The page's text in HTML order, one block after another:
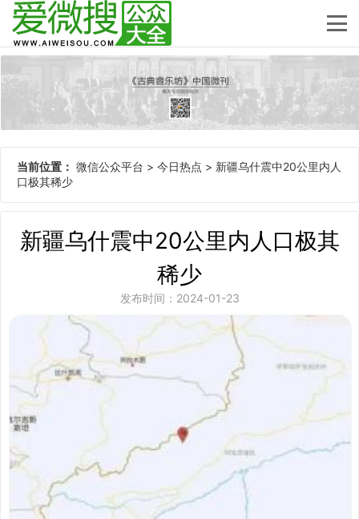
当前位置： 微信公众平台 > 今日热点 > 新疆乌什震中20公里内人
口极其稀少
新疆乌什震中20公里内人口极其
稀少
发布时间：2024-01-23